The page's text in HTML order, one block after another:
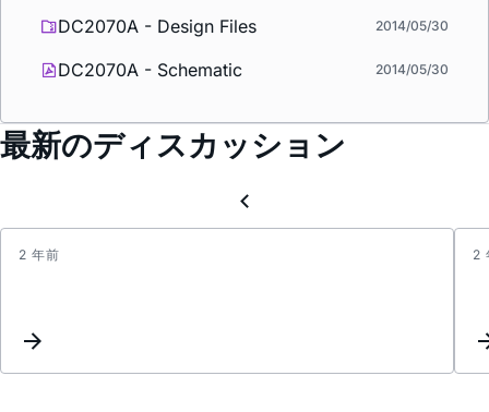
DC2070A - Design Files 2014/05/30
DC2070A - Schematic 2014/05/30
最新のディスカッション
2 年前 2